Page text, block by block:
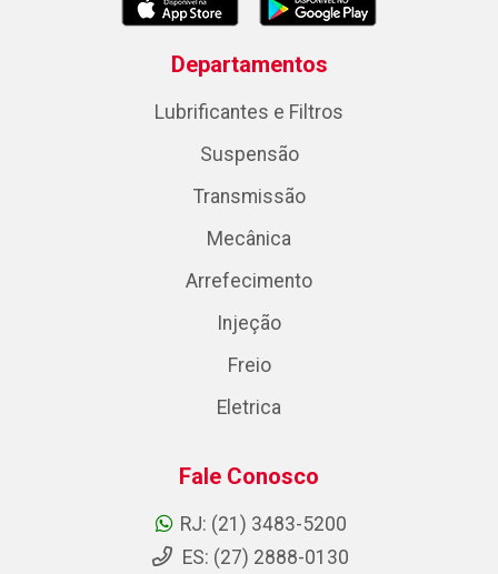
Departamentos
Lubrificantes e Filtros
Suspensão
Transmissão
Mecânica
Arrefecimento
Injeção
Freio
Eletrica
Fale Conosco
RJ: (21) 3483-5200
ES: (27) 2888-0130